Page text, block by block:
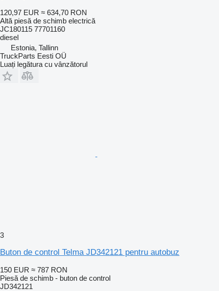
120,97 EUR ≈ 634,70 RON
Altă piesă de schimb electrică
JC180115 77701160
diesel
Estonia, Tallinn
TruckParts Eesti OÜ
Luați legătura cu vânzătorul
3
Buton de control Telma JD342121 pentru autobuz
150 EUR ≈ 787 RON
Piesă de schimb - buton de control
JD342121